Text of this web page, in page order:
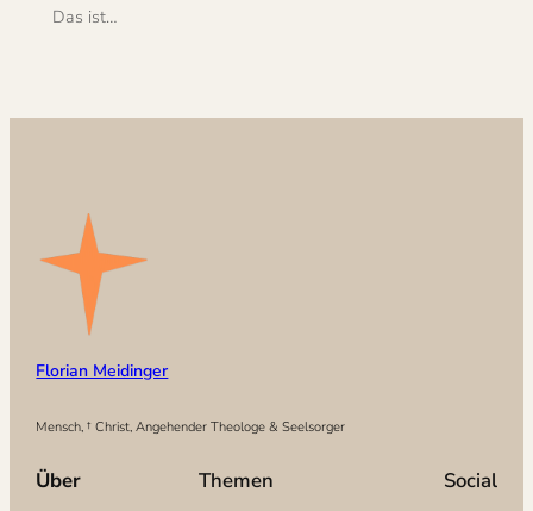
Das ist…
Florian Meidinger
Mensch, † Christ, Angehender Theologe & Seelsorger
Über Themen Social